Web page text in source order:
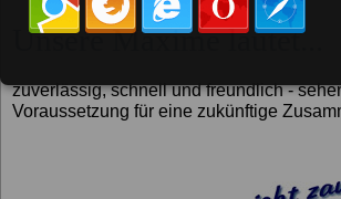
Unsere Maxime lautet...
zuverlässig, schnell und freundlich -
Voraussetzung für eine zukünftige